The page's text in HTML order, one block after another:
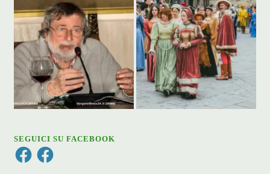
SEGUICI SU FACEBOOK
FacebookFacebook